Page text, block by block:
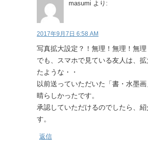
masumi より:
2017年9月7日 6:58 AM
写真拡大設定？！無理！無理！無理
でも、スマホで見ている友人は、
たような・・
以前送っていただいた「書・水墨
晴らしかったです。
承認していただけるのでしたら、
す。
返信